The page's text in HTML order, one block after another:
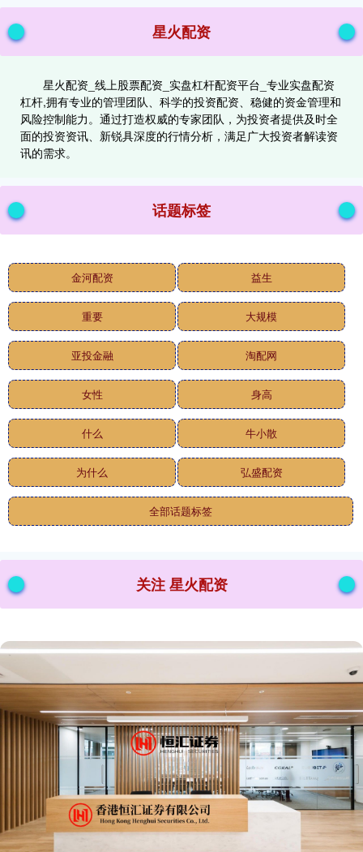
星火配资
星火配资_线上股票配资_实盘杠杆配资平台_专业实盘配资
杠杆,拥有专业的管理团队、科学的投资配资、稳健的资金管理和
风险控制能力。通过打造权威的专家团队，为投资者提供及时全
面的投资资讯、新锐具深度的行情分析，满足广大投资者解读资
讯的需求。
话题标签
金河配资 益生
重要 大规模
亚投金融 淘配网
女性 身高
什么 牛小散
为什么 弘盛配资
全部话题标签
关注 星火配资